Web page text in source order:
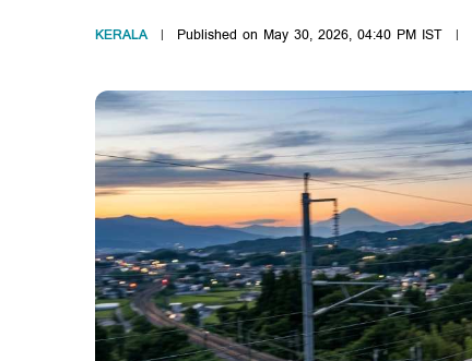
KERALA Published on May 30, 2026, 04:40 PM IST